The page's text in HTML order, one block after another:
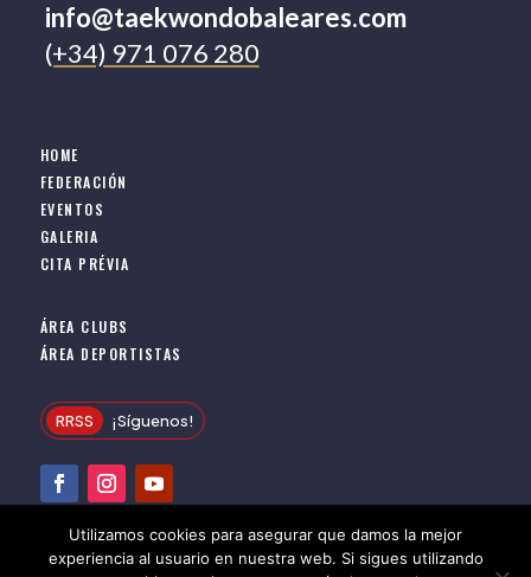
info@taekwondobaleares.com
(+34) 971 076 280
HOME
FEDERACIÓN
EVENTOS
GALERIA
CITA PRÉVIA
ÁREA CLUBS
ÁREA DEPORTISTAS
RRSS ¡Síguenos!
PRIVACIDAD| COOKIES | AVISO LEGAL
Utilizamos cookies para asegurar que damos la mejor
experiencia al usuario en nuestra web. Si sigues utilizando